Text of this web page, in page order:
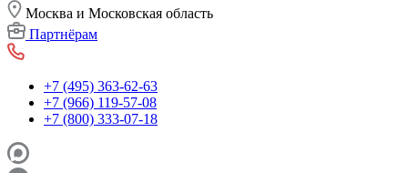
Москва и Московская область
Партнёрам
+7 (495) 363-62-63
+7 (966) 119-57-08
+7 (800) 333-07-18